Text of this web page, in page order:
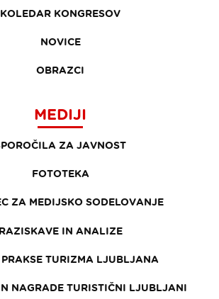
KOLEDAR KONGRESOV
NOVICE
OBRAZCI
MEDIJI
ZA JAVNOST
FOTOTEKA
ZA MEDIJSKO SODELOVANJE
RAZISKAVE IN ANALIZE
PRAKSE TURIZMA LJUBLJANA
NAGRADE TURISTIČNI LJUBLJANI